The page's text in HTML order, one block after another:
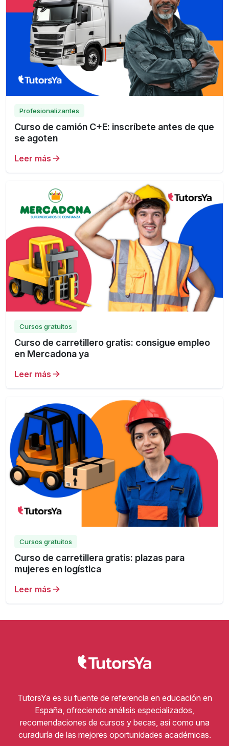
Profesionalizantes
Curso de camión C+E: inscríbete antes de que
se agoten
Leer más
Cursos gratuitos
Curso de carretillero gratis: consigue empleo
en Mercadona ya
Leer más
Cursos gratuitos
Curso de carretillera gratis: plazas para
mujeres en logística
Leer más
TutorsYa es su fuente de referencia en educación en
España, ofreciendo análisis especializados,
recomendaciones de cursos y becas, así como una
curaduría de las mejores oportunidades académicas.